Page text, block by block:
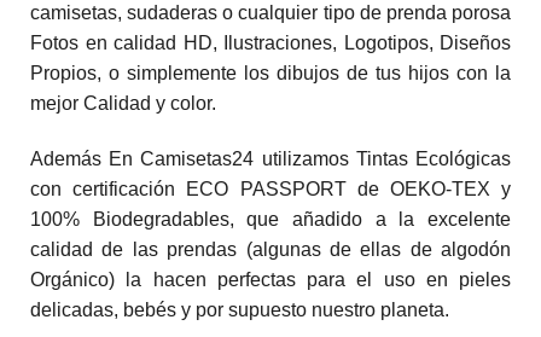
camisetas, sudaderas o cualquier tipo de prenda porosa
Fotos en calidad HD, Ilustraciones, Logotipos, Diseños
Propios, o simplemente los dibujos de tus hijos con la
mejor Calidad y color.
Además En Camisetas24 utilizamos Tintas Ecológicas
con certificación ECO PASSPORT de OEKO-TEX y
100% Biodegradables, que añadido a la excelente
calidad de las prendas (algunas de ellas de algodón
Orgánico) la hacen perfectas para el uso en pieles
delicadas, bebés y por supuesto nuestro planeta.